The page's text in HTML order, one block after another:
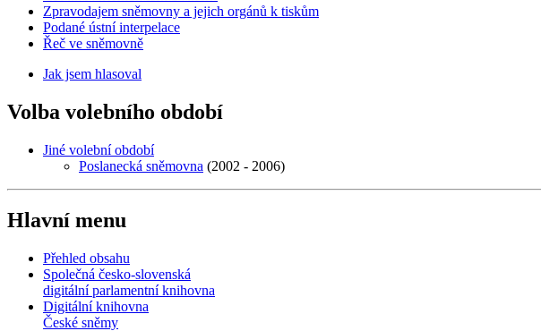
Zpravodajem sněmovny a jejich orgánů k tiskům
Podané ústní interpelace
Řeč ve sněmovně
Jak jsem hlasoval
Volba volebního období
Jiné volební období
Poslanecká sněmovna (2002 - 2006)
Hlavní menu
Přehled obsahu
Společná česko-slovenská
digitální parlamentní knihovna
Digitální knihovna
České sněmy